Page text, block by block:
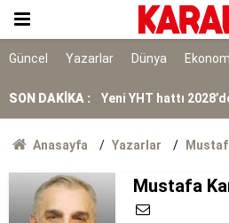
Güncel Yazarlar Dünya
SON DAKİKA :
7 gün 7 gece hiç
YENİ Partili
Yeni YHT hattı
RTÜK’ten ATV’ye 8
YENİ Parti Manisa İl
tutuklandı
Anasayfa Yazarlar
Mustafa